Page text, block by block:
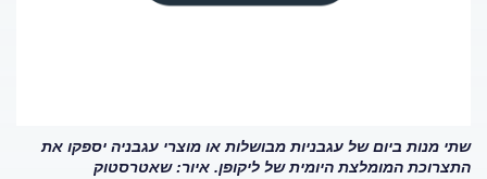
שתי מנות ביום של עגבניות מבושלות או מוצרי עגבניה יספקו את
התצרוכת המומלצת היומית של ליקופן. איור: שאטרסטוק